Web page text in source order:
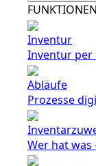
FUNKTIONEN
Inventur
Inventur per
Abläufe
Prozesse
Wer hat